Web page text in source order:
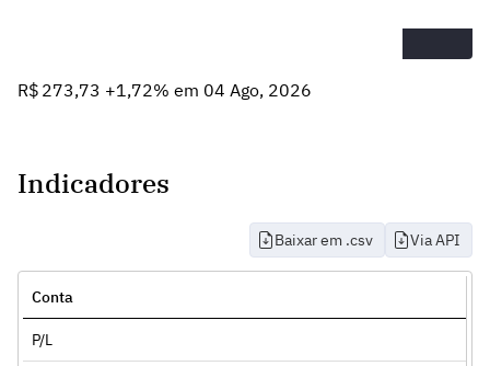
R$ 273,73 +1,72% em 04 Ago, 2026
Indicadores
Baixar em .csv Via API
Conta
P/L